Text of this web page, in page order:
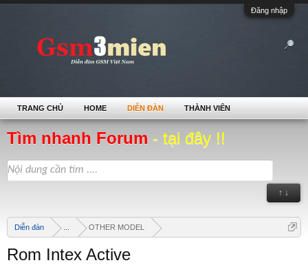
Đăng nhập
Tìm nhanh Forum - tại đây !!
↑ ↓
Diễn đàn OTHER MODEL
Rom Intex Active
TRANG CHỦ HOME DIỄN ĐÀN THÀNH VIÊN